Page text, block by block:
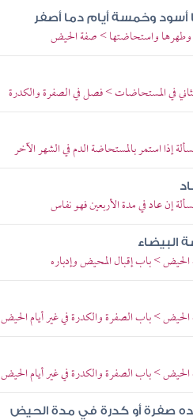
وخمسة أيام دما أصفر
وطهرها واستحاضتها > صفة الحيض
في المستحاضات > فصل في الصفرة والكدرة
إذا استمر بالمستحاضة الدم في الشهر الآخر
إن عاد في مدة الأربعين فهو نفاس
البيضاء
> باب إقبال المحيض وإدباره
> باب الصفرة والكدرة في غير أيام الحيض
> باب الصفرة والكدرة في غير أيام الحيض
صفرة أو كدرة في مدة الحيض